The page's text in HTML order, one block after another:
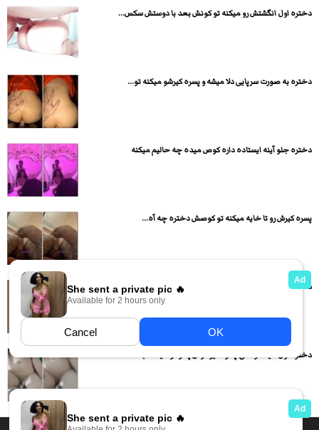
دختره اول انگشتش رو میکنه تو کونش بعد با دوستش سکس...
دختره به صورت سرپایی دلا میشه و پسره کیرشو میکنه تو...
دختره جلو آینه ایستاده داره کوص میده چه حالیم میکنه
پسره کیرش رو تا خایه میکنه تو کوصش دختره چه آه...
ساغر و بردش ،اینبار کون اربابشو میلیسه
دختره اول میاد تو اتاق پسره کیر دوس پسرشو میماله بعد...